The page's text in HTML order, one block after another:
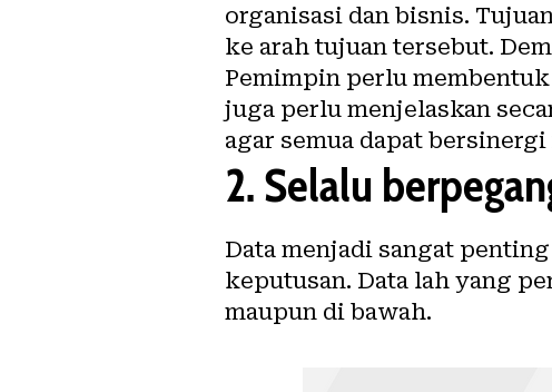
organisasi dan bisnis.
ke arah tujuan tersebut.
Pemimpin perlu
juga perlu menjelaskan
agar semua dapat
2.Selalu
Data menjadi sangat
keputusan. Data lah yang
maupun di bawah.